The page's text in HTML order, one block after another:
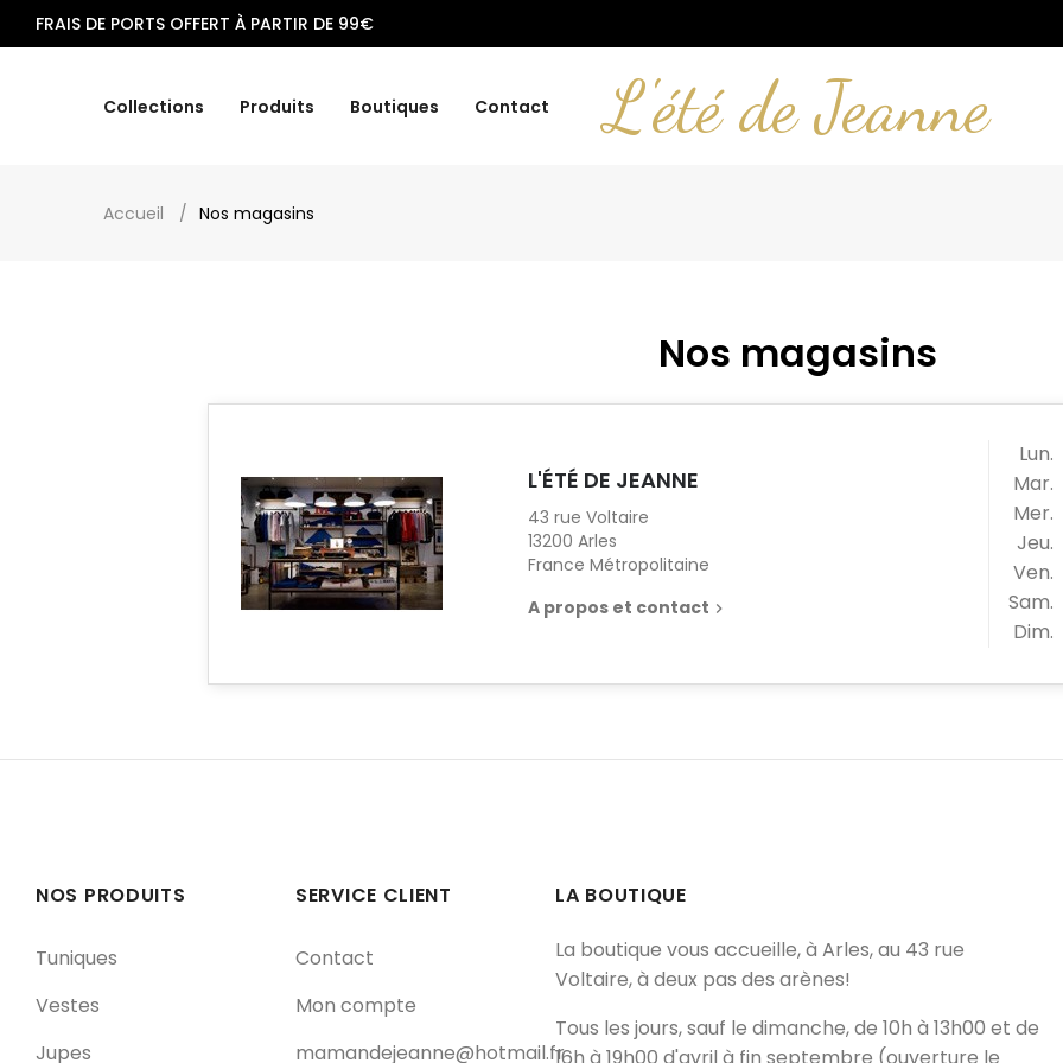
FRAIS DE PORTS OFFERT À PARTIR DE 99€
L'été de Jeanne
Collections Produits Boutiques Contact
Accueil Nos magasins
Nos magasins
L'ÉTÉ DE JEANNE
43 rue Voltaire
13200 Arles
France Métropolitaine
A propos et contact 
Lun.
Mar.
Mer.
Jeu.
Ven.
Sam.
Dim.
NOS PRODUITS
Tuniques
Vestes
Jupes
SERVICE CLIENT
Contact
Mon compte
mamandejeanne@hotmail.fr
LA BOUTIQUE
La boutique vous accueille, à Arles, au 43 rue
Voltaire, à deux pas des arènes!
Tous les jours, sauf le dimanche, de 10h à 13h00 et de